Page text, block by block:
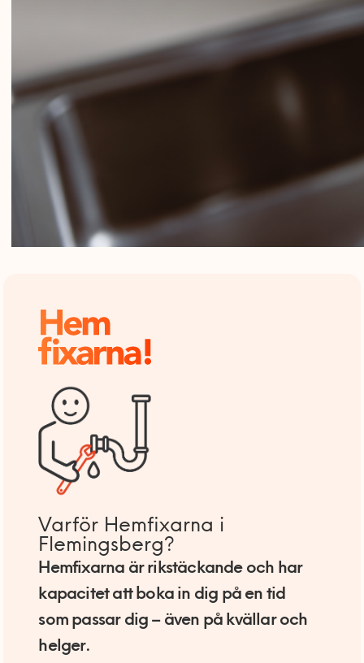
Varför Hemfixarna i
Flemingsberg?
Hemfixarna är rikstäckande och har
kapacitet att boka in dig på en tid
som passar dig – även på kvällar och
helger.